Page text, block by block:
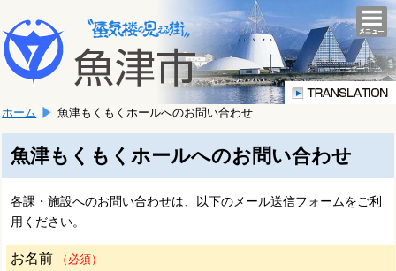
文
へ
移
ま
す。
こ
か
文
で
す。
ホーム 魚津もくもくホールへのお問い合わせ
魚津もくもくホールへのお問い合わせ
各課・施設へのお問い合わせは、以下のメール送信フォームをご利
用ください。
お名前 （必須）